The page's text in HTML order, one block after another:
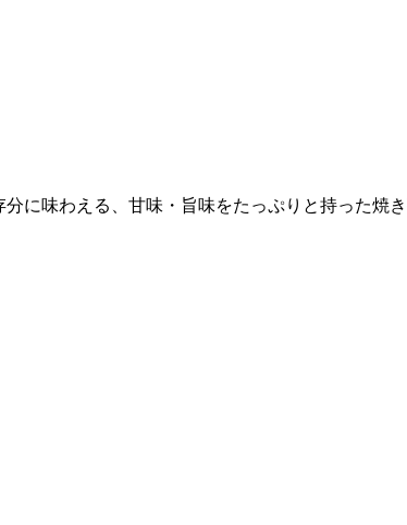
に味わえる、甘味・旨味をたっぷりと持った焼き